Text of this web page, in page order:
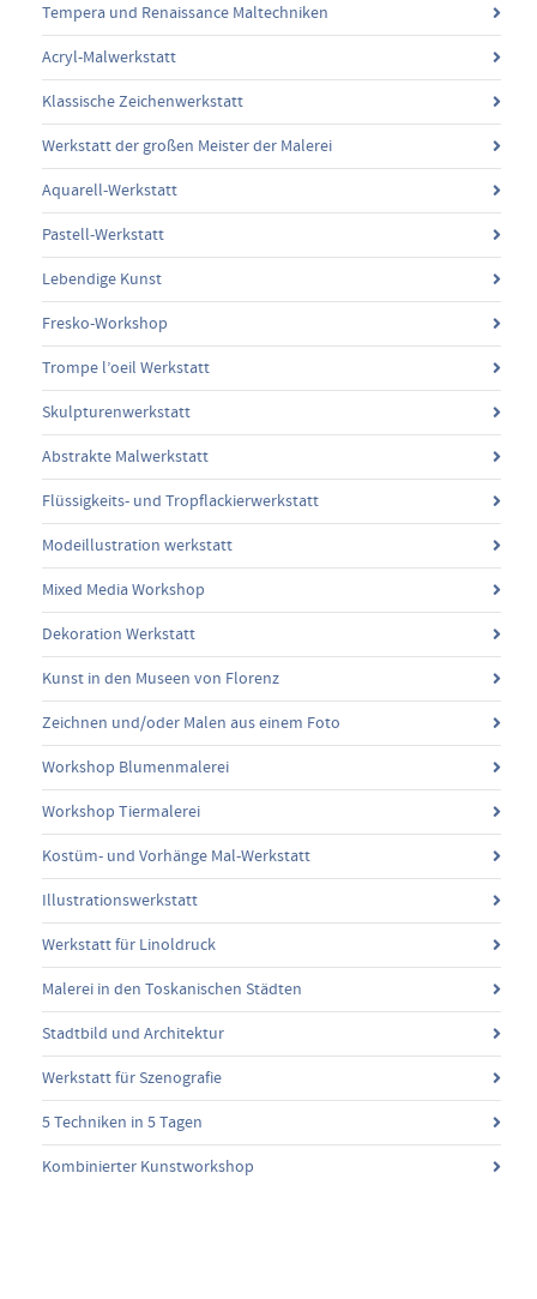
Tempera und Renaissance Maltechniken
Acryl-Malwerkstatt
Klassische Zeichenwerkstatt
Werkstatt der großen Meister der Malerei
Aquarell-Werkstatt
Pastell-Werkstatt
Lebendige Kunst
Fresko-Workshop
Trompe l’oeil Werkstatt
Skulpturenwerkstatt
Abstrakte Malwerkstatt
Flüssigkeits- und Tropflackierwerkstatt
Modeillustration werkstatt
Mixed Media Workshop
Dekoration Werkstatt
Kunst in den Museen von Florenz
Zeichnen und/oder Malen aus einem Foto
Workshop Blumenmalerei
Workshop Tiermalerei
Kostüm- und Vorhänge Mal-Werkstatt
Illustrationswerkstatt
Werkstatt für Linoldruck
Malerei in den Toskanischen Städten
Stadtbild und Architektur
Werkstatt für Szenografie
5 Techniken in 5 Tagen
Kombinierter Kunstworkshop